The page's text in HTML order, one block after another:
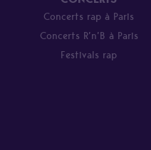
Concerts rap à Paris
Concerts R’n’B à Paris
Festivals rap